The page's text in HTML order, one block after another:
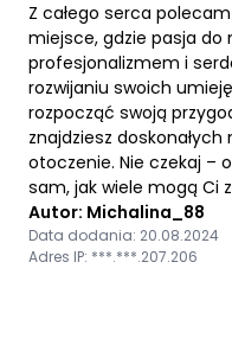
Z całego serca
miejsce, gdzie pasja do
profesjonalizmem i
rozwijaniu swoich
rozpocząć swoją
znajdziesz
otoczenie. Nie czekaj –
sam, jak wiele mogą Ci
Autor: Michalina_88
Data dodania: 20.08.2024
Adres IP: ***.***.207.206